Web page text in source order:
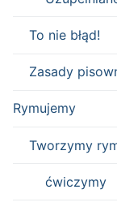
To nie błąd!
Zasady
Rymujemy
Tworzymy
ćwiczymy